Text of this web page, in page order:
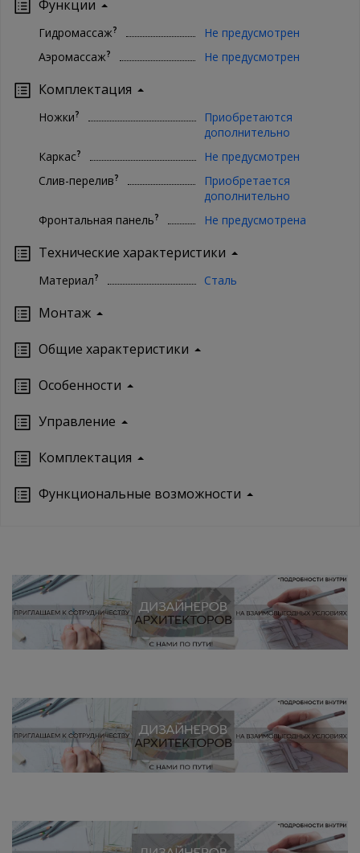
Функции
Гидромассаж?
Не предусмотрен
Аэромассаж? Не предусмотрен
Комплектация
Ножки?
Приобретаются
дополнительно
Каркас?
Не предусмотрен
Слив-перелив?
Приобретается
дополнительно
Фронтальная панель? Не предусмотрена
Технические характеристики
Материал? Сталь
Монтаж
Oбщие характеристики
Особенности
Управление
Кoмплектация
Функциональные возможности